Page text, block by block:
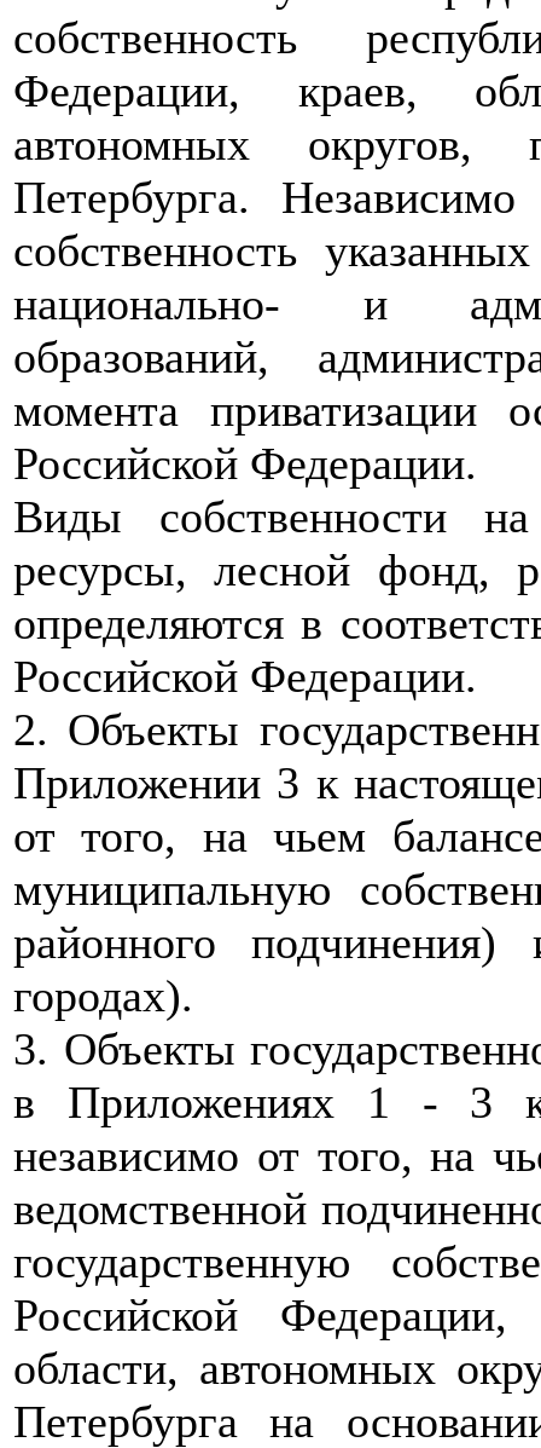
собственность
Федерации, краев,
автономных
Петербурга.
собственность
национально- и
образований,
момента приватизации
Российской Федерации.
Виды собственности
ресурсы, лесной фонд,
определяются в
Российской Федерации.
2. Объекты
Приложении 3 к
от того, на чьем
муниципальную
районного
городах).
3. Объекты
в Приложениях 1 - 3 к
независимо от того, на
ведомственной
государственную
Российской
области, автономных
Петербурга на